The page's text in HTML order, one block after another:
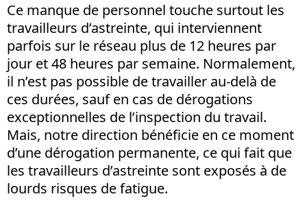
Ce manque de personnel touche surtout les
travailleurs d’astreinte, qui interviennent
parfois sur le réseau plus de 12 heures par
jour et 48 heures par semaine. Normalement,
il n’est pas possible de travailler au-delà de
ces durées, sauf en cas de dérogations
exceptionnelles de l’inspection du travail.
Mais, notre direction bénéficie en ce moment
d’une dérogation permanente, ce qui fait que
les travailleurs d’astreinte sont exposés à de
lourds risques de fatigue.